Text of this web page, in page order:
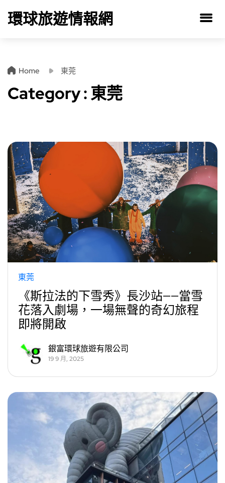
環球旅遊情報網
Home 東莞
Category : 東莞
東莞
《斯拉法的下雪秀》長沙站——當雪
花落入劇場，一場無聲的奇幻旅程
即將開啟
銀富環球旅遊有限公司
19 9 月, 2025